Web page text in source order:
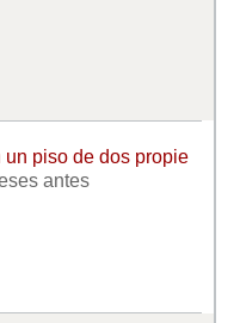
piso de dos propie
antes